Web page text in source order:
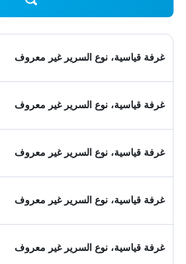
غرفة قياسية، نوع السرير غير معروف
غرفة قياسية، نوع السرير غير معروف
غرفة قياسية، نوع السرير غير معروف
غرفة قياسية، نوع السرير غير معروف
غرفة قياسية، نوع السرير غير معروف